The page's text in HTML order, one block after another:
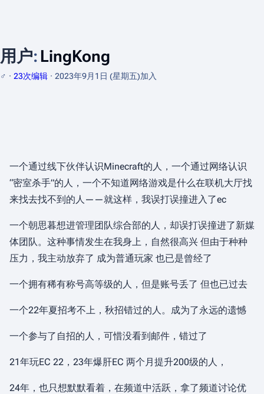
用户: LingKong
♂ 23次编辑 2023年9月1日 (星期五)加入
一个通过线下伙伴认识Minecraft的人，一个通过网络认识
“密室杀手”的人，一个不知道网络游戏是什么在联机大厅找
来找去找不到的人——就这样，我误打误撞进入了ec
一个朝思暮想进管理团队综合部的人，却误打误撞进了新媒
体团队。这种事情发生在我身上，自然很高兴 但由于种种
压力，我主动放弃了 成为普通玩家 也已是曾经了
一个拥有稀有称号高等级的人，但是账号丢了 但也已过去
一个22年夏招考不上，秋招错过的人。成为了永远的遗憾
一个参与了自招的人，可惜没看到邮件，错过了
21年玩EC 22，23年爆肝EC 两个月提升200级的人，
24年，也只想默默看着，在频道中活跃，拿了频道讨论优